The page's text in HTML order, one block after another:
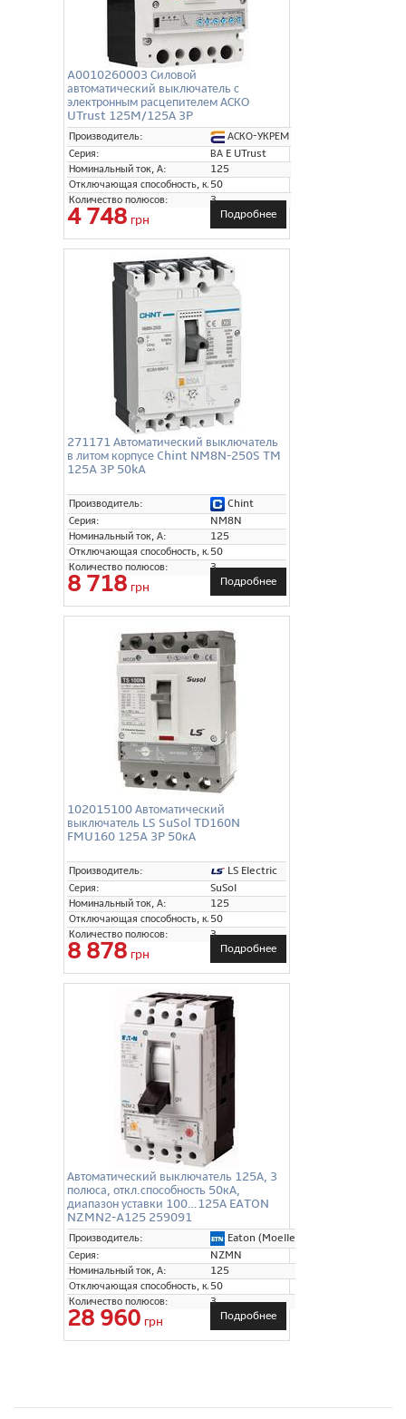
A0010260003 Силовой
автоматический выключатель с
электронным расцепителем АСКО
UTrust 125M/125А 3P
Производитель:
АСКО-УКРЕМ
Серия:
ВА E UTrust
Номинальный ток, А:
125
Отключающая способность, кА:50
Количество полюсов:
3
4 748 грн Подробнее
271171 Автоматический выключатель
в литом корпусе Chint NM8N-250S TM
125A 3P 50kA
Производитель:
Chint
Серия:
NM8N
Номинальный ток, А:
125
Отключающая способность, кА:50
Количество полюсов:
3
8 718 грн Подробнее
102015100 Автоматический
выключатель LS SuSol TD160N
FMU160 125A 3P 50кА
Производитель:
LS Electric
Серия:
SuSol
Номинальный ток, А:
125
Отключающая способность, кА:50
Количество полюсов:
3
8 878 грн Подробнее
Автоматический выключатель 125А, 3
полюса, откл.способность 50кА,
диапазон уставки 100…125А EATON
NZMN2-A125 259091
Производитель:
Eaton (Moeller)
Серия:
NZMN
Номинальный ток, А:
125
Отключающая способность, кА:50
Количество полюсов:
3
28 960 грн Подробнее